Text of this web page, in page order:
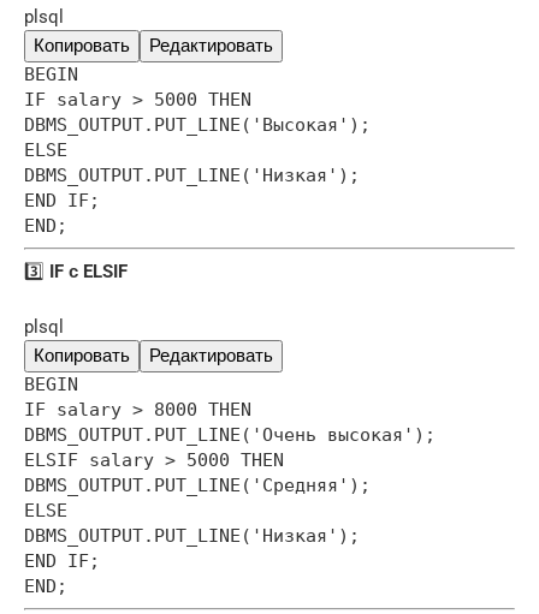
plsql
Копировать
Редактировать
BEGIN
IF salary > 5000 THEN
DBMS_OUTPUT.PUT_LINE('Высокая');
ELSE
DBMS_OUTPUT.PUT_LINE('Низкая');
END IF;
END;
3️⃣ IF с ELSIF
plsql
Копировать
Редактировать
BEGIN
IF salary > 8000 THEN
DBMS_OUTPUT.PUT_LINE('Очень высокая');
ELSIF salary > 5000 THEN
DBMS_OUTPUT.PUT_LINE('Средняя');
ELSE
DBMS_OUTPUT.PUT_LINE('Низкая');
END IF;
END;